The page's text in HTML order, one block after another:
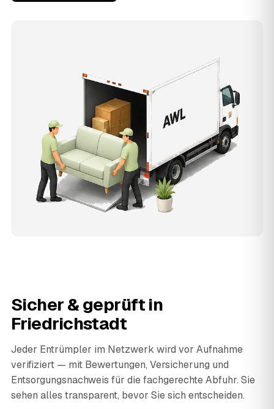
Sicher & geprüft in
Friedrichstadt
Jeder Entrümpler im Netzwerk wird vor Aufnahme
verifiziert — mit Bewertungen, Versicherung und
Entsorgungsnachweis für die fachgerechte Abfuhr. Sie
sehen alles transparent, bevor Sie sich entscheiden.